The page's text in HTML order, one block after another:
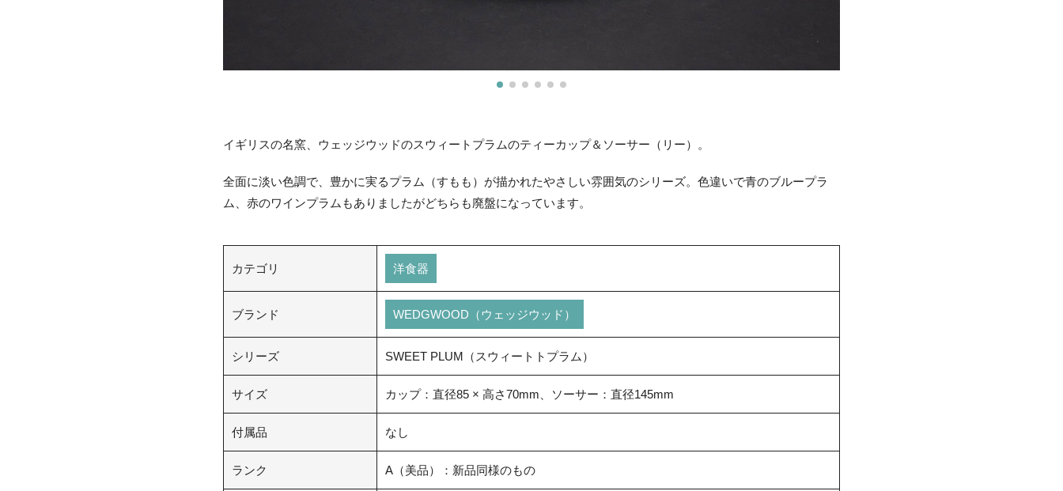
イギリスの名窯、ウェッジウッドのスウィートプラムのティーカップ＆ソーサー（リー）。
全面に淡い色調で、豊かに実るプラム（すもも）が描かれたやさしい雰囲気のシリーズ。色違いで青のブループラ
ム、赤のワインプラムもありましたがどちらも廃盤になっています。
カテゴリ 洋食器
ブランド WEDGWOOD（ウェッジウッド）
シリーズ SWEET PLUM（スウィートトプラム）
サイズ カップ：直径85 × 高さ70mm、ソーサー：直径145mm
付属品 なし
ランク A（美品）：新品同様のもの